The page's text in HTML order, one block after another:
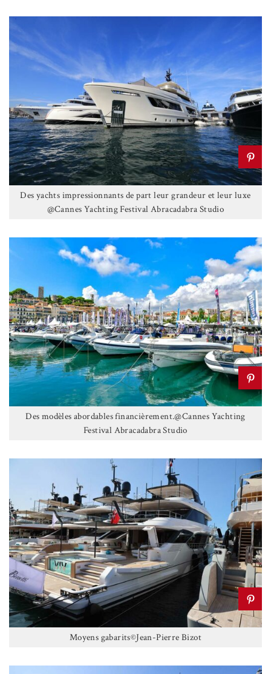
Des yachts impressionnants de part leur grandeur et leur luxe
@Cannes Yachting Festival Abracadabra Studio
Des modèles abordables financièrement.@Cannes Yachting
Festival Abracadabra Studio
Moyens gabarits©Jean-Pierre Bizot